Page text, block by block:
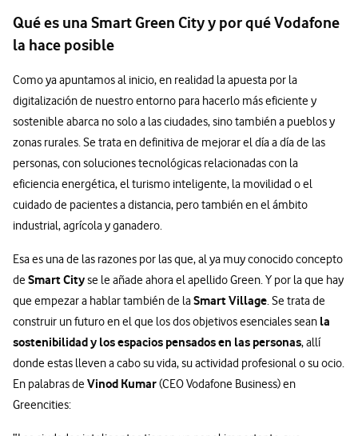
Qué es una Smart Green City y por qué Vodafone
la hace posible
Como ya apuntamos al inicio, en realidad la apuesta por la
digitalización de nuestro entorno para hacerlo más eficiente y
sostenible abarca no solo a las ciudades, sino también a pueblos y
zonas rurales. Se trata en definitiva de mejorar el día a día de las
personas, con soluciones tecnológicas relacionadas con la
eficiencia energética, el turismo inteligente, la movilidad o el
cuidado de pacientes a distancia, pero también en el ámbito
industrial, agrícola y ganadero.
Esa es una de las razones por las que, al ya muy conocido concepto
deSmart Cityse le añade ahora el apellido Green. Y por la que hay
que empezar a hablar también de laSmart Village . Se trata de
construir un futuro en el que los dos objetivos esenciales sean la
sostenibilidad y los espacios pensados en las personas, allí
donde estas lleven a cabo su vida, su actividad profesional o su ocio.
En palabras deVinod Kumar(CEO Vodafone Business) en
Greencities: